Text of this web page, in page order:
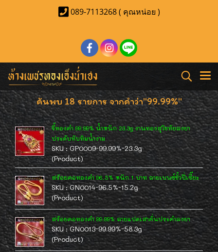
089-7113268 ( คุณหน่อย )
ค้นพบ 18 รายการ จากคำว่า"99.99%"
จี้ทองคำ 99.99% น้ำหนัก 23.3g งานทองสุโขทัยลงยา
ประดับทับทิมน้ำงาม
SKU : GP0009-99.99%-23.3g
(Product)
สร้อยคอทองคำ 96.5% หนัก 1 บาท ลายเบนซ์ขั้วปี่เซี๊ยะ
SKU : GN0014-96.5%-15.2g
(Product)
สร้อยคอทองคำ 99.99% ลายแปดเสาคั่นประคำลงยา
SKU : GN0013-99.99%-58.3g
(Product)